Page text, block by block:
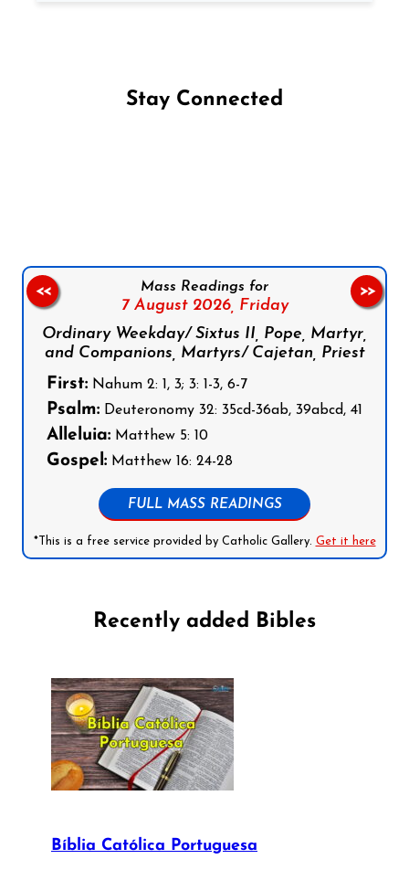
Stay Connected
Mass Readings for
7 August 2026, Friday
Ordinary Weekday/ Sixtus II, Pope, Martyr,
and Companions, Martyrs/ Cajetan, Priest
First: Nahum 2: 1, 3; 3: 1-3, 6-7
Psalm: Deuteronomy 32: 35cd-36ab, 39abcd, 41
Alleluia: Matthew 5: 10
Gospel: Matthew 16: 24-28
FULL MASS READINGS
*This is a free service provided by Catholic Gallery. Get it here
<< >>
Recently added Bibles
Bíblia Católica Portuguesa